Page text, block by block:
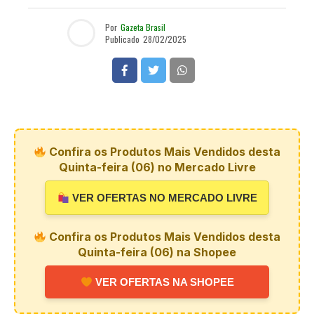
Por Gazeta Brasil
Publicado 28/02/2025
Confira os Produtos Mais Vendidos desta
Quinta-feira (06) no Mercado Livre
VER OFERTAS NO MERCADO LIVRE
Confira os Produtos Mais Vendidos desta
Quinta-feira (06) na Shopee
VER OFERTAS NA SHOPEE